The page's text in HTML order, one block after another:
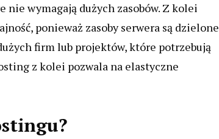
nie wymagają dużych zasobów. Z kolei
ponieważ zasoby serwera są dzielone
firm lub projektów, które potrzebują
z kolei pozwala na elastyczne